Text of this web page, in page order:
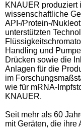
KNAUER produziert
wissenschaftliche
API-/Protein-/
unterstützten
Handling und
Drücken sowie die
Anlagen für die
im
wie für mRNA-
KNAUER.
Seit mehr als 60
mit Geräten, die ihre